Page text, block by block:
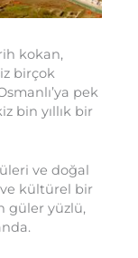
kokan,
birçok
pek
bin yıllık bir
ve doğal
kültürel bir
güler yüzlü,